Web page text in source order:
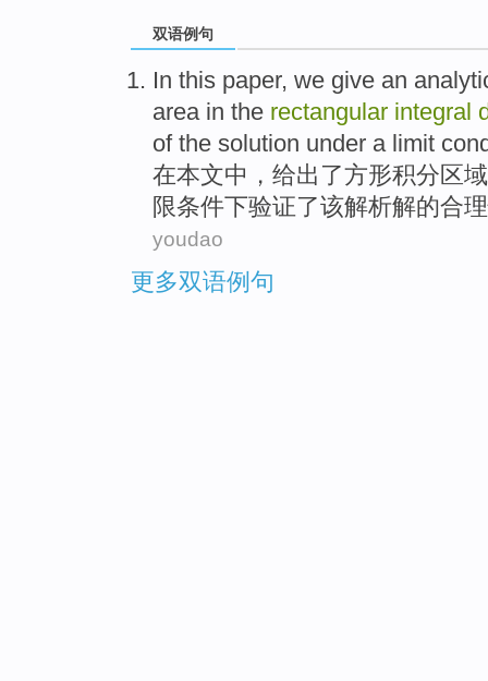
双语例句
In this paper, we give an
area in the rectangular integral
of the solution under a limit
在本文中， 给出 了方形积分区域
限条件下验证了该解析解的合
youdao
更多双语例句